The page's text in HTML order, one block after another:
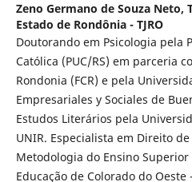
Zeno Germano de Souza Neto,
Estado de Rondônia - TJRO
Doutorando em Psicologia pela
Católica (PUC/RS) em parceria
Rondonia (FCR) e pela
Empresariales y Sociales de
Estudos Literários pela
UNIR. Especialista em Direito
Metodologia do Ensino
Educação de Colorado do Oeste